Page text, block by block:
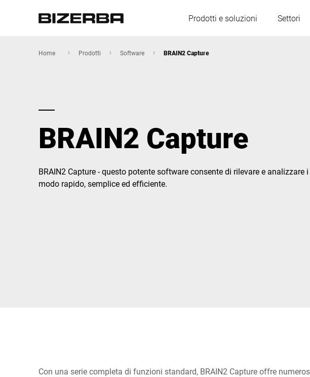
Prodotti e soluzioni Settori
Ungheria
America
Home Prodotti Software BRAIN2 Capture
BRAIN2 Capture
BRAIN2 Capture - questo potente software consente di rilevare e analizzare
modo rapido, semplice ed efficiente.
Con una serie completa di funzioni standard, BRAIN2 Capture offre